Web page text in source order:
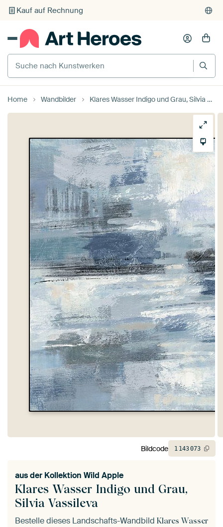
Individueller Druck auf Bestellung
Suche nach Kunstwerken
Home Wandbilder Klares Wasser Indigo und Grau, Silvia Vassileva von Wild Apple
Klares Wasser Indigo und Grau,
Silvia Vassileva
aus der Kollektion Wild Apple
Bestelle dieses Landschafts-Wandbild Klares Wasser
Bildcode 1 143073